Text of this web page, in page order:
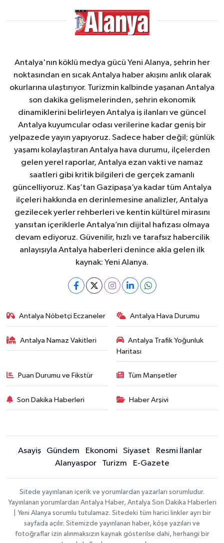
Antalya'nın köklü medya gücü Yeni Alanya, şehrin her
noktasından en sıcak Antalya haber akışını anlık olarak
okurlarına ulaştırıyor. Turizmin kalbinde yaşanan Antalya
son dakika gelişmelerinden, şehrin ekonomik
dinamiklerini belirleyen Antalya iş ilanları ve güncel
Antalya kuyumcular odası verilerine kadar geniş bir
yelpazede yayın yapıyoruz. Sadece haber değil; günlük
yaşamı kolaylaştıran Antalya hava durumu, ilçelerden
gelen yerel raporlar, Antalya ezan vakti ve namaz
saatleri gibi kritik bilgileri de gerçek zamanlı
güncelliyoruz. Kaş’tan Gazipaşa’ya kadar tüm Antalya
ilçeleri hakkında en derinlemesine analizler, Antalya
gezilecek yerler rehberleri ve kentin kültürel mirasını
yansıtan içeriklerle Antalya’nın dijital hafızası olmaya
devam ediyoruz. Güvenilir, hızlı ve tarafsız habercilik
anlayışıyla Antalya haberleri denince akla gelen ilk
kaynak: Yeni Alanya.
Antalya Nöbetçi Eczaneler Antalya Hava Durumu
Antalya Namaz Vakitleri
Antalya Trafik Yoğunluk
Haritası
Puan Durumu ve Fikstür Tüm Manşetler
Son Dakika Haberleri Haber Arşivi
Asayiş Gündem Ekonomi Siyaset
Resmi İlanlar
Alanyaspor
Turizm E-Gazete
Sitede yayınlanan içerik ve yorumlardan yazarları sorumludur.
Yayınlanan yorumlardan Antalya Haber, Antalya Son Dakika Haberleri
| Yeni Alanya sorumlu tutulamaz. Sitedeki tüm harici linkler ayrı bir
sayfada açılır. Sitemizde yayınlanan haber, köşe yazıları ve
fotoğraflar izin alınmaksızın kaynak gösterilse dahi, herhangi bir